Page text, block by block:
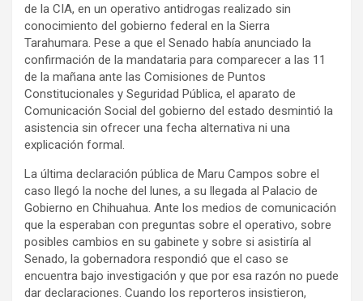
de la CIA, en un operativo antidrogas realizado sin
conocimiento del gobierno federal en la Sierra
Tarahumara. Pese a que el Senado había anunciado la
confirmación de la mandataria para comparecer a las 11
de la mañana ante las Comisiones de Puntos
Constitucionales y Seguridad Pública, el aparato de
Comunicación Social del gobierno del estado desmintió la
asistencia sin ofrecer una fecha alternativa ni una
explicación formal.
La última declaración pública de Maru Campos sobre el
caso llegó la noche del lunes, a su llegada al Palacio de
Gobierno en Chihuahua. Ante los medios de comunicación
que la esperaban con preguntas sobre el operativo, sobre
posibles cambios en su gabinete y sobre si asistiría al
Senado, la gobernadora respondió que el caso se
encuentra bajo investigación y que por esa razón no puede
dar declaraciones. Cuando los reporteros insistieron,